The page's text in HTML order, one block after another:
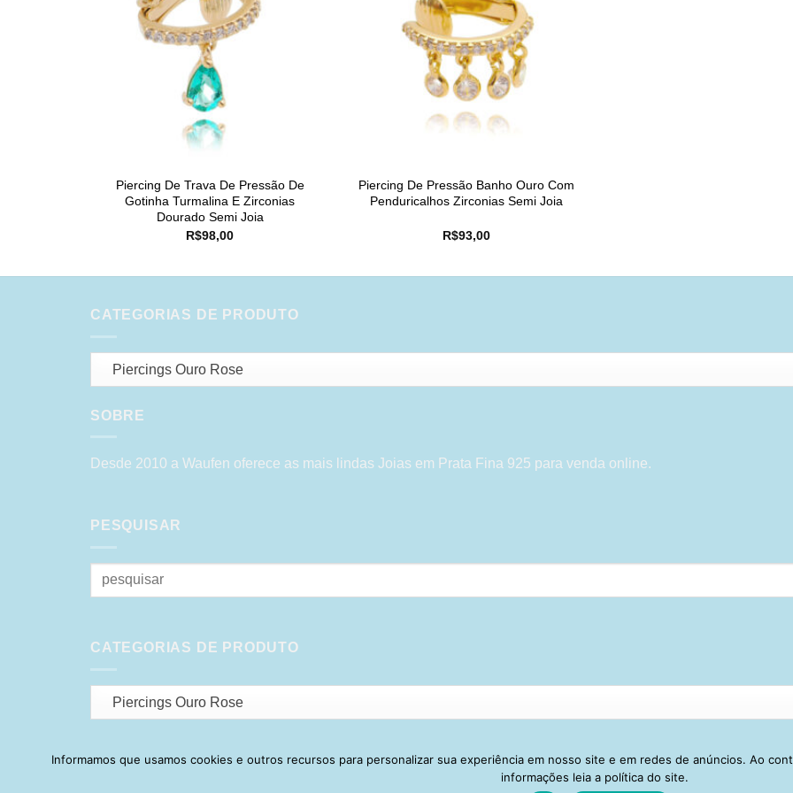
Piercing De Trava De Pressão De
Gotinha Turmalina E Zirconias
Dourado Semi Joia
R$98,00
Piercing De Pressão Banho Ouro Com
Penduricalhos Zirconias Semi Joia
R$93,00
CATEGORIAS DE PRODUTO
Piercings Ouro Rose
SOBRE
Desde 2010 a Waufen oferece as mais lindas Joias em Prata Fina 925 para venda online.
PESQUISAR
Pesquisar
CATEGORIAS DE PRODUTO
Piercings Ouro Rose
Visa PayPal Stripe MasterCardCash
Informamos que usamos cookies e outros recursos para personalizar sua experiência em nosso site e em redes de anúncios. Ao
informações leia a política do site.